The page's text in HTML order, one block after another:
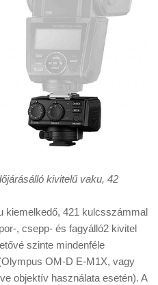
kivitelű vaku, 42
kiemelkedő, 421 kulcsszámmal
, csepp- és fagyálló2 kivitel
szinte mindenféle
OM-D E-M1X, vagy
objektív használata esetén). A